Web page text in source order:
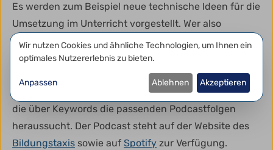
Es werden zum Beispiel neue technische Ideen für die
Umsetzung im Unterricht vorgestellt. Wer also
technikaffin ist, ist hier genau richtig. Hervorzuheben
ist die Gliederung der einzelnen Folgen, sodass man
direkt zu den Kapiteln springen kann, die einen
interessieren. Außerdem gibt es eine Suchfunktion,
die über Keywords die passenden Podcastfolgen
heraussucht. Der Podcast steht auf der Website des
Bildungstaxis sowie auf Spotify zur Verfügung.
Datenschutzeinstellungen
Wir nutzen Cookies und ähnliche Technologien, um Ihnen ein
optimales Nutzererlebnis zu bieten.
Anpassen Ablehnen Akzeptieren